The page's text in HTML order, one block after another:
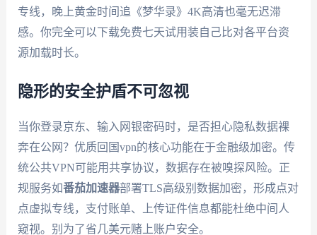
专线，晚上黄金时间追《梦华录》4K高清也毫无迟滞
感。你完全可以下载免费七天试用装自己比对各平台资
源加载时长。
隐形的安全护盾不可忽视
当你登录京东、输入网银密码时，是否担心隐私数据裸
奔在公网？优质回国vpn的核心功能在于金融级加密。传
统公共VPN可能用共享协议，数据存在被嗅探风险。正
规服务如番茄加速器部署TLS高级别数据加密，形成点对
点虚拟专线，支付账单、上传证件信息都能杜绝中间人
窥视。别为了省几美元赌上账户安全。